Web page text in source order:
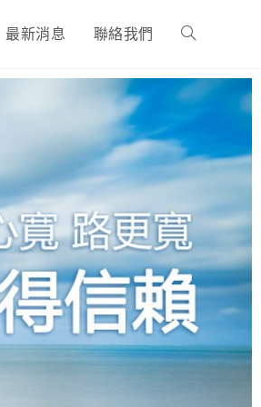
最新消息 聯絡我們